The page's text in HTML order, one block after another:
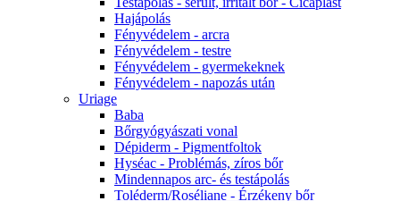
Hajápolás
Fényvédelem - arcra
Fényvédelem - testre
Fényvédelem - gyermekeknek
Fényvédelem - napozás után
Uriage
Baba
Bőrgyógyászati vonal
Dépiderm - Pigmentfoltok
Hyséac - Problémás, zíros bőr
Mindennapos arc- és testápolás
Toléderm/Roséliane - Érzékeny bőr